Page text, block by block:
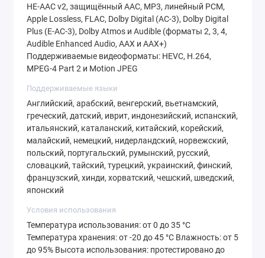
HE‑AAC v2, защищённый AAC, MP3, линейный PCM,
Apple Lossless, FLAC, Dolby Digital (AC‑3), Dolby Digital
Plus (E‑AC‑3), Dolby Atmos и Audible (форматы 2, 3, 4,
Audible Enhanced Audio, AAX и AAX+)
Поддерживаемые видеоформаты: HEVC, H.264,
MPEG‑4 Part 2 и Motion JPEG
Поддерживаемые языки
Английский, арабский, венгерский, вьетнамский,
греческий, датский, иврит, индонезийский, испанский,
итальянский, каталанский, китайский, корейский,
малайский, немецкий, нидерландский, норвежский,
польский, португальский, румынский, русский,
словацкий, тайский, турецкий, украинский, финский,
французский, хинди, хорватский, чешский, шведский,
японский
Условия использования
Температура использования: от 0 до 35 °C
Температура хранения: от -20 до 45 °C Влажность: от 5
до 95% Высота использования: протестировано до